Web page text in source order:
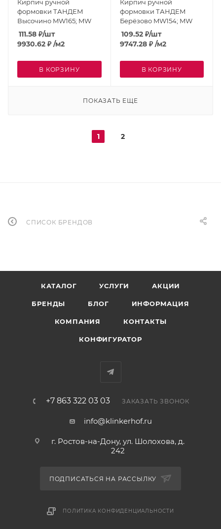
Кирпич ручной
формовки ТАНДЕМ
Высочино MW165; MW
111.58 ₽/шт
9930.62 ₽ /м2
В КОРЗИНУ
Кирпич ручной
формовки ТАНДЕМ
Берёзово MW154; MW
109.52₽/шт
9747.28 ₽ /м2
В КОРЗИНУ
ПОКАЗАТЬ ЕЩЕ
1 2
СПИСОК БРЕНДОВ
КАТАЛОГ УСЛУГИ АКЦИИ
БРЕНДЫ БЛОГ ИНФОРМАЦИЯ
КОМПАНИЯ КОНТАКТЫ
КОНФИГУРАТОР
+7 863 322 03 03 ЗАКАЗАТЬ ЗВОНОК
info@klinkerhof.ru
г. Ростов-на-Дону, ул. Шолохова, д.
242
ПОДПИСАТЬСЯ НА РАССЫЛКУ
ПОЛИТИКА КОНФИДЕНЦИАЛЬНОСТИ